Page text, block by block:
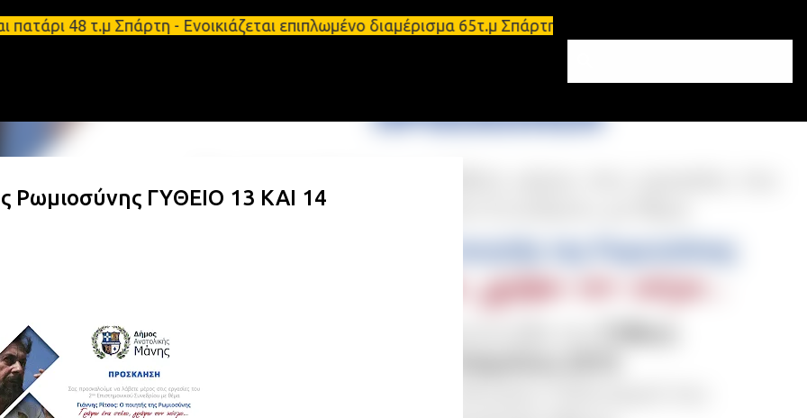
Μετάβαση στο κύριο περιεχόμενο
48 τ.μ Σπάρτη - Ενοικιάζεται επιπλωμένο διαμέρισμα 65τ.μ Σπάρτη - πωλείται τριάρι
Ρωμιοσύνης ΓΥΘΕΙΟ 13 ΚΑΙ 14